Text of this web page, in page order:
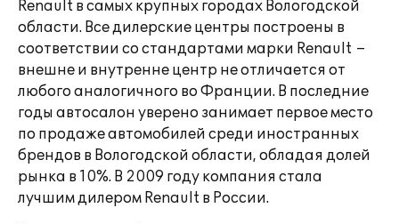
Renault в самых крупных городах Вологодской
области. Все дилерские центры построены в
соответствии со стандартами марки Renault –
внешне и внутренне центр не отличается от
любого аналогичного во Франции. В последние
годы автосалон уверено занимает первое место
по продаже автомобилей среди иностранных
брендов в Вологодской области, обладая долей
рынка в 10%. В 2009 году компания стала
лучшим дилером Renault в России.